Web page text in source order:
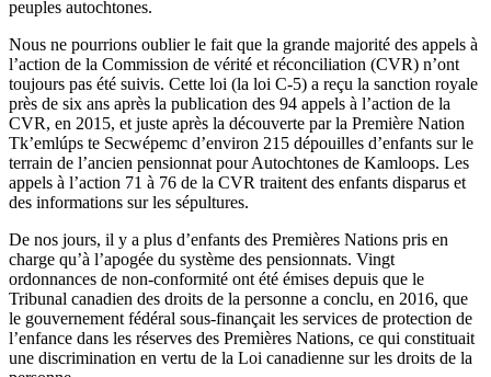
peuples autochtones.
Nous ne pourrions oublier le fait que la grande majorité des appels à
l’action de la Commission de vérité et réconciliation (CVR) n’ont
toujours pas été suivis. Cette loi (la loi C-5) a reçu la sanction royale
près de six ans après la publication des 94 appels à l’action de la
CVR, en 2015, et juste après la découverte par la Première Nation
Tk’emlúps te Secwépemc d’environ 215 dépouilles d’enfants sur le
terrain de l’ancien pensionnat pour Autochtones de Kamloops. Les
appels à l’action 71 à 76 de la CVR traitent des enfants disparus et
des informations sur les sépultures.
De nos jours, il y a plus d’enfants des Premières Nations pris en
charge qu’à l’apogée du système des pensionnats. Vingt
ordonnances de non-conformité ont été émises depuis que le
Tribunal canadien des droits de la personne a conclu, en 2016, que
le gouvernement fédéral sous-finançait les services de protection de
l’enfance dans les réserves des Premières Nations, ce qui constituait
une discrimination en vertu de la Loi canadienne sur les droits de la